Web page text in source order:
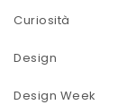
Curiosità
Design
Design Week